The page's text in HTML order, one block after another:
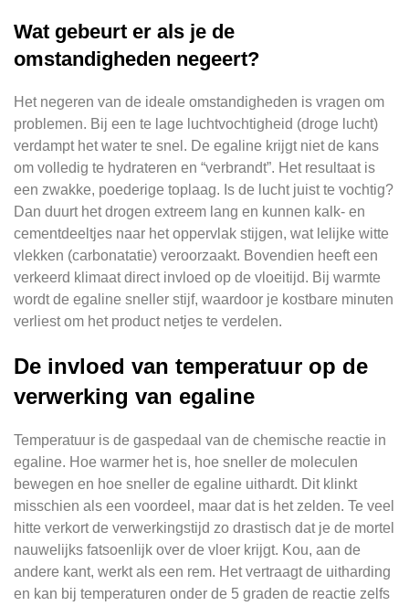
Wat gebeurt er als je de
omstandigheden negeert?
Het negeren van de ideale omstandigheden is vragen om
problemen. Bij een te lage luchtvochtigheid (droge lucht)
verdampt het water te snel. De egaline krijgt niet de kans
om volledig te hydrateren en “verbrandt”. Het resultaat is
een zwakke, poederige toplaag. Is de lucht juist te vochtig?
Dan duurt het drogen extreem lang en kunnen kalk- en
cementdeeltjes naar het oppervlak stijgen, wat lelijke witte
vlekken (carbonatatie) veroorzaakt. Bovendien heeft een
verkeerd klimaat direct invloed op de vloeitijd. Bij warmte
wordt de egaline sneller stijf, waardoor je kostbare minuten
verliest om het product netjes te verdelen.
De invloed van temperatuur op de
verwerking van egaline
Temperatuur is de gaspedaal van de chemische reactie in
egaline. Hoe warmer het is, hoe sneller de moleculen
bewegen en hoe sneller de egaline uithardt. Dit klinkt
misschien als een voordeel, maar dat is het zelden. Te veel
hitte verkort de verwerkingstijd zo drastisch dat je de mortel
nauwelijks fatsoenlijk over de vloer krijgt. Kou, aan de
andere kant, werkt als een rem. Het vertraagt de uitharding
en kan bij temperaturen onder de 5 graden de reactie zelfs